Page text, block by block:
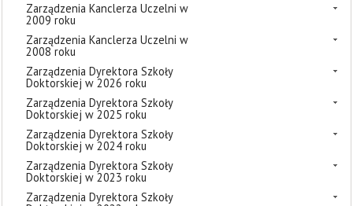
Zarządzenia Kanclerza Uczelni w
2009 roku
Zarządzenia Kanclerza Uczelni w
2008 roku
Zarządzenia Dyrektora Szkoły
Doktorskiej w 2026 roku
Zarządzenia Dyrektora Szkoły
Doktorskiej w 2025 roku
Zarządzenia Dyrektora Szkoły
Doktorskiej w 2024 roku
Zarządzenia Dyrektora Szkoły
Doktorskiej w 2023 roku
Zarządzenia Dyrektora Szkoły